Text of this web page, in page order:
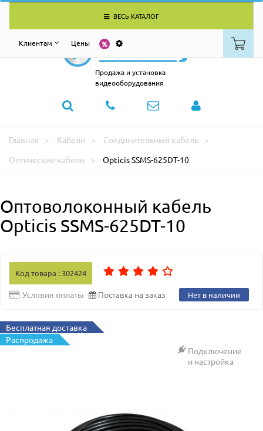
ВЕСЬ КАТАЛОГ
Клиентам Цены
Продажа и установка
видеооборудования
Главная Кабели
Соединительный кабель
Оптические кабели
Opticis SSMS-625DT-10
Оптоволоконный кабель
Opticis SSMS-625DT-10
Код товара : 302424
Условия оплаты Поставка на заказ Нет в наличии
Бесплатная доставка
Распродажа
Подключение
и настройка